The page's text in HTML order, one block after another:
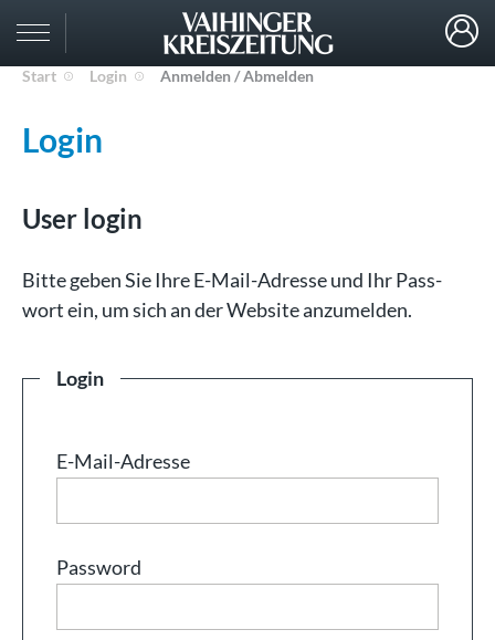
Start Login Anmelden / Abmelden
Login
User login
Bit­te ge­ben Sie Ih­re E-Mail-Adresse und Ihr Pass­
wort ein, um sich an der Web­site an­zu­mel­den.
Login
E-Mail-Adresse
Password